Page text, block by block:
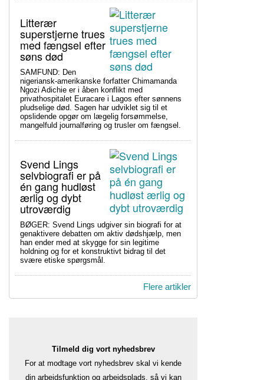
Litterær
superstjerne trues
med fængsel efter
søns død
SAMFUND: Den
nigeriansk-amerikanske forfatter Chimamanda
Ngozi Adichie er i åben konflikt med
privathospitalet Euracare i Lagos efter sønnens
pludselige død. Sagen har udviklet sig til et
opslidende opgør om lægelig forsømmelse,
mangelfuld journalføring og trusler om fængsel.
Svend Lings
selvbiografi er på
én gang hudløst
ærlig og dybt
utroværdig
BØGER: Svend Lings udgiver sin biografi for at
genaktivere debatten om aktiv dødshjælp, men
han ender med at skygge for sin legitime
holdning og for et konstruktivt bidrag til det
svære etiske spørgsmål.
Flere artikler
Tilmeld dig vort nyhedsbrev
For at modtage vort nyhedsbrev skal vi kende
din arbejdsfunktion og arbejdsplads, så vi kan